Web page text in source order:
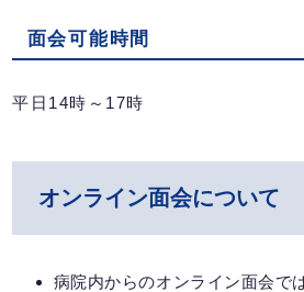
面会可能時間
平日14時～17時
オンライン面会について
病院内からのオンライン面会で